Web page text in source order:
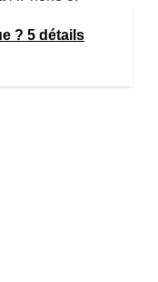
? 5 détails